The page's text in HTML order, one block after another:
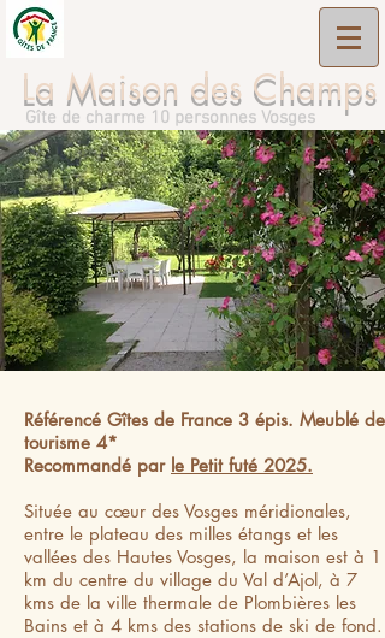
La Maison des Champs
Gîte de charme 10 personnes Vosges
Référencé Gîtes de France 3 épis. Meublé de
tourisme 4*
Recommandé par le Petit futé 2025.
Située au cœur des Vosges méridionales,
entre le plateau des milles étangs et les
vallées des Hautes Vosges, la maison est à 1
km du centre du village du Val d’Ajol, à 7
kms de la ville thermale de Plombières les
Bains et à 4 kms des stations de ski de fond.